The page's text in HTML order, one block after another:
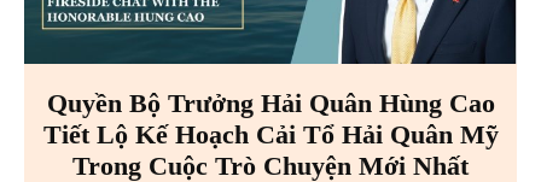
Quyền Bộ Trưởng Hải Quân Hùng Cao
Tiết Lộ Kế Hoạch Cải Tổ Hải Quân Mỹ
Trong Cuộc Trò Chuyện Mới Nhất